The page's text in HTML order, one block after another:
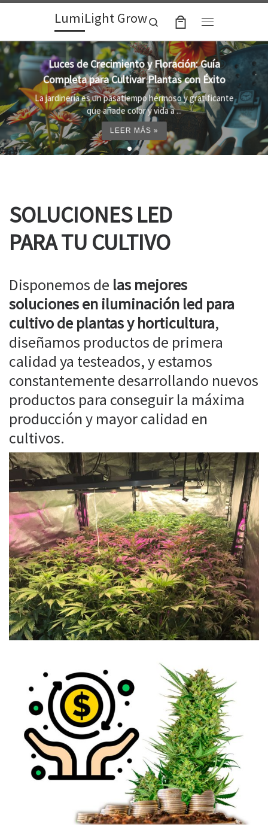
Skip to contentLumiLight Grow
Search
Lámparas para indoor: la clave para un
crecimiento óptimo de tus plantas
Al cultivar plantas en el interior, es importante
proporcionar el entorno adecuado ...
LEER MÁS »
SOLUCIONES LED
PARA TU CULTIVO
Disponemos de las mejores
soluciones en iluminación led para
cultivo de plantas y horticultura,
diseñamos productos de primera
calidad ya testeados, y estamos
constantemente desarrollando nuevos
productos para conseguir la máxima
producción y mayor calidad en
cultivos.